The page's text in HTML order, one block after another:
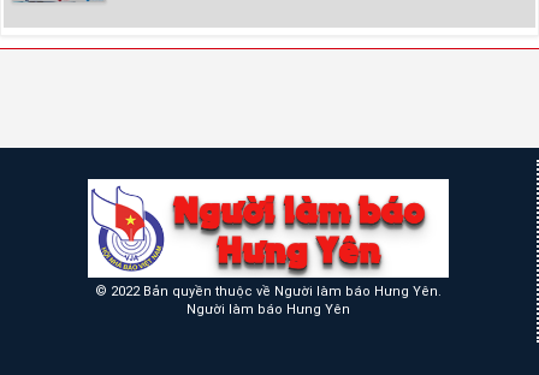
© 2022 Bản quyền thuộc về Người làm báo Hưng Yên.
Người làm báo Hưng Yên